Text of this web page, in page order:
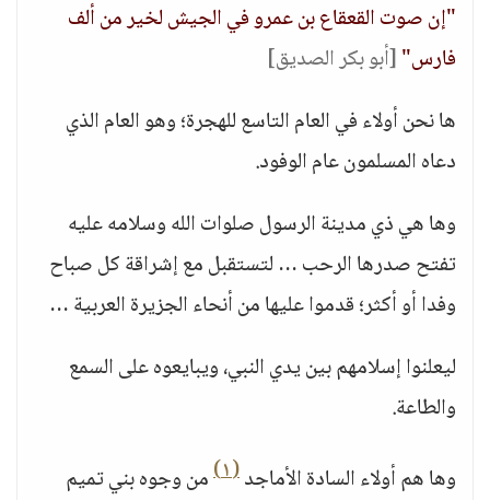
"إن صوت القعقاع بن عمرو في الجيش لخير من ألف
فارس"[أبو بكر الصديق]
ها نحن أولاء في العام التاسع للهجرة؛ وهو العام الذي
دعاه المسلمون عام الوفود.
وها هي ذي مدينة الرسول صلوات الله وسلامه عليه
تفتح صدرها الرحب … لتستقبل مع إشراقة كل صباح
وفدا أو أكثر؛ قدموا عليها من أنحاء الجزيرة العربية …
ليعلنوا إسلامهم بين يدي النبي، ويبايعوه على السمع
والطاعة.
وها هم أولاء السادة الأماجد(١)
من وجوه بني تميم